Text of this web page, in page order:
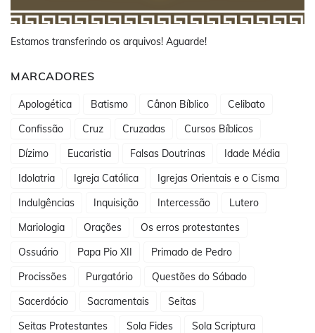
Estamos transferindo os arquivos! Aguarde!
MARCADORES
Apologética Batismo Cânon Bíblico
Celibato
Confissão
Cruz Cruzadas
Cursos Bíblicos
Dízimo
Eucaristia Falsas Doutrinas
Idade Média
Idolatria
Igreja Católica
Igrejas Orientais e o Cisma
Indulgências
Inquisição Intercessão
Lutero
Mariologia
Orações
Os erros protestantes
Ossuário
Papa Pio XII
Primado de Pedro
Procissões
Purgatório
Questões do Sábado
Sacerdócio
Sacramentais
Seitas
Seitas Protestantes
Sola Fides
Sola Scriptura